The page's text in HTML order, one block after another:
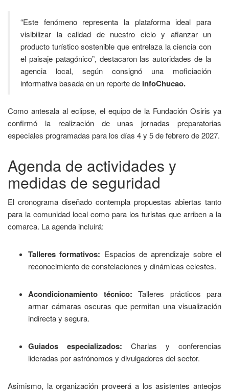
“Este fenómeno representa la plataforma ideal para
visibilizar la calidad de nuestro cielo y afianzar un
producto turístico sostenible que entrelaza la ciencia con
el paisaje patagónico”, destacaron las autoridades de la
agencia local, según consignó una moficiación
informativa basada en un reporte de InfoChucao.
Como antesala al eclipse, el equipo de la Fundación Osiris ya
confirmó la realización de unas jornadas preparatorias
especiales programadas para los días 4 y 5 de febrero de 2027.
Agenda de actividades y
medidas de seguridad
El cronograma diseñado contempla propuestas abiertas tanto
para la comunidad local como para los turistas que arriben a la
comarca. La agenda incluirá:
Talleres formativos: Espacios de aprendizaje sobre el
reconocimiento de constelaciones y dinámicas celestes.
Acondicionamiento técnico: Talleres prácticos para
armar cámaras oscuras que permitan una visualización
indirecta y segura.
Guiados especializados: Charlas y conferencias
lideradas por astrónomos y divulgadores del sector.
Asimismo, la organización proveerá a los asistentes anteojos